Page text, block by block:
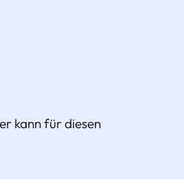
kann für diesen